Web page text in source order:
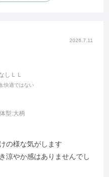
2026.7.11
しＬＬ
:快適ではない
体型:大柄
の様な気がします
涼やか感はありませんでし